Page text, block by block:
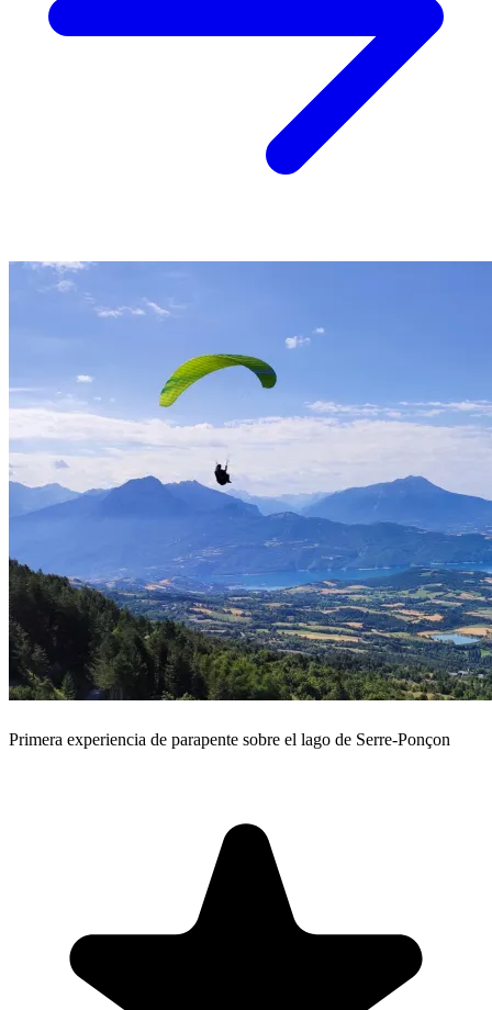
Primera experiencia de parapente sobre el lago de Serre-Ponçon